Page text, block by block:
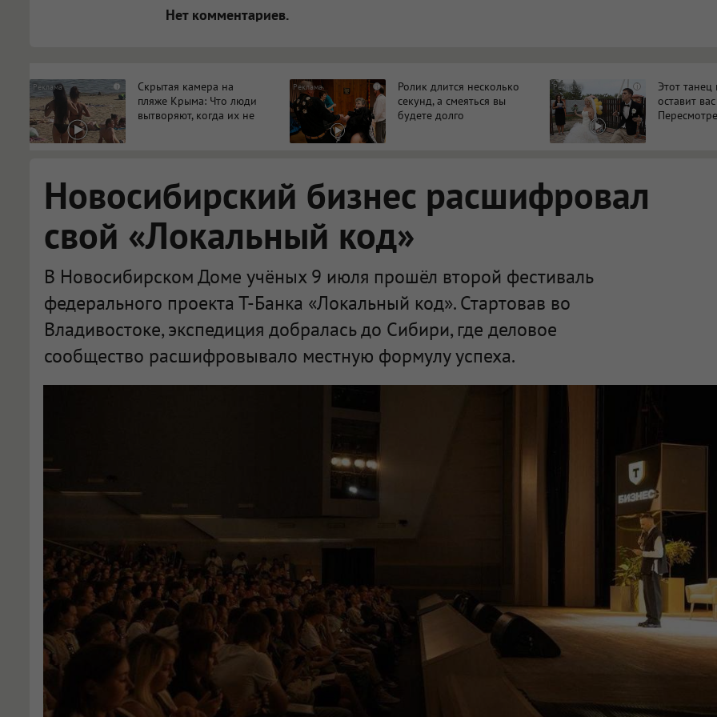
Нет комментариев.
i
Скрытая камера на
пляже Крыма: Что люди
вытворяют, когда их не
i
Ролик длится несколько
секунд, а смеяться вы
будете долго
i
Этот танец
оставит
Новосибирский бизнес расшифровал
свой «Локальный код»
В Новосибирском Доме учёных 9 июля прошёл второй фестиваль
федерального проекта Т-Банка «Локальный код». Стартовав во
Владивостоке, экспедиция добралась до Сибири, где деловое
сообщество расшифровывало местную формулу успеха.